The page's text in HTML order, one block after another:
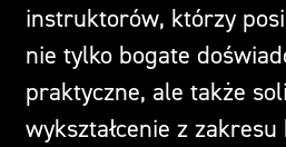
instruktorów, którzy
nie tylko bogate
praktyczne, ale także
wykształcenie z